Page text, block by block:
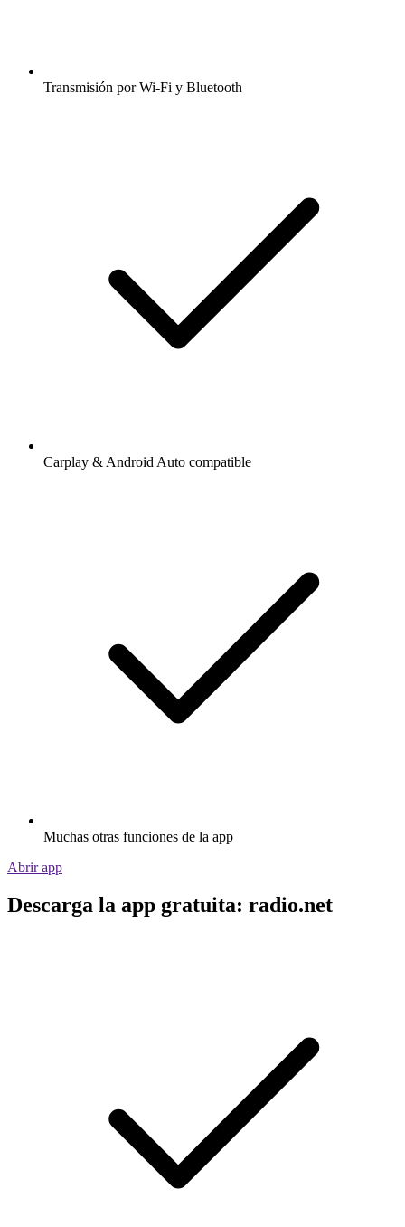
Transmisión por Wi-Fi y Bluetooth
Carplay & Android Auto compatible
Muchas otras funciones de la app
Abrir app
Descarga la app gratuita: radio.net